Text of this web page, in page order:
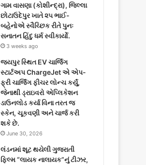
ગામ વાસણા (કોશીન્દ્રા), જિલ્લા
છોટાઉદેપુર ખાતે ૨૫ ભાઈ-
બહેનોએ સ્વૈચ્છિક રીતે પુનઃ
સનાતન હિંદુ ધર્મ સ્વીકાર્યો.
3 weeks ago
જયપુર સ્થિત EV ચાર્જિંગ
સ્ટાર્ટઅપ ChargeJet એ એપ-
ફ્રી ચાર્જિંગ ફીચર લોન્ચ કર્યું,
જેનાથી ડ્રાઇવરો એપ્લિકેશન
ડાઉનલોડ કર્યા વિના તરત જ
સ્કેન, ચૂકવણી અને ચાર્જ કરી
શકે છે.
June 30, 2026
લંડનમાં શૂટ થયેલી ગુજરાતી
ફિલ્મ “લાયક નાલાયક”નું ટીઝર,